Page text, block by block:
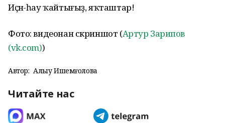
Иҫән-һау ҡайтығыҙ, яҡташтар!
Фото: видеонан скриншот (Артур Зарипов
(vk.com))
Автор: Алһыу Ишемғолова
Читайте нас